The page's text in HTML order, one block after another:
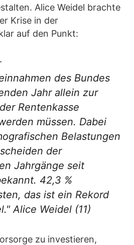
Alice Weidel brachte
Krise in der
auf den Punkt:
des Bundes
Jahr allein zur
Rentenkasse
müssen. Dabei
Belastungen
der
Jahrgänge seit
42,3 %
das ist ein Rekord
Alice Weidel (11)
zu investieren,